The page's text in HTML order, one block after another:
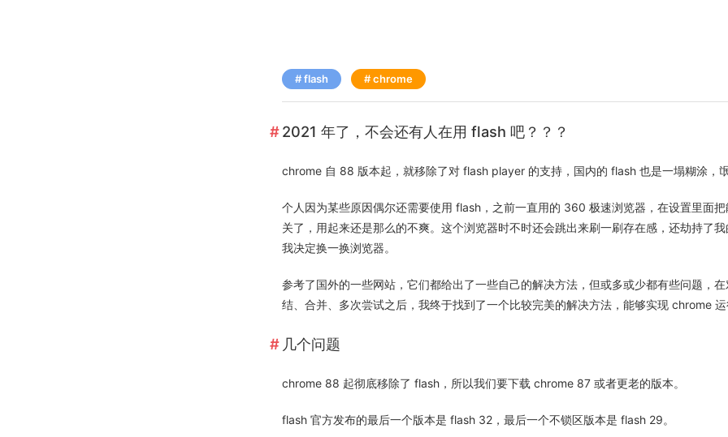
flash chrome
2021 年了，不会还有人在用 flash 吧？？？
chrome 自 88 版本起，就移除了对 flash player 的支持，国内的 flash 也是一塌糊涂，氓
个人因为某些原因偶尔还需要使用 flash，之前一直用的 360 极速浏览器，在设置里面
关了，用起来还是那么的不爽。这个浏览器时不时还会跳出来刷一刷存在感，还劫持了
我决定换一换浏览器。
参考了国外的一些网站，它们都给出了一些自己的解决方法，但或多或少都有些问题，
结、合并、多次尝试之后，我终于找到了一个比较完美的解决方法，能够实现 chrome 运
几个问题
chrome 88 起彻底移除了 flash，所以我们要下载 chrome 87 或者更老的版本。
flash 官方发布的最后一个版本是 flash 32，最后一个不锁区版本是 flash 29。